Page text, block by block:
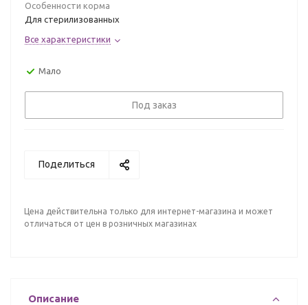
Особенности корма
Для стерилизованных
Все характеристики
Мало
Под заказ
Поделиться
Цена действительна только для интернет-магазина и может
отличаться от цен в розничных магазинах
Описание